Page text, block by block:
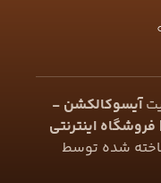
آیسوکالکشن -
اینترنتی
شده توسط